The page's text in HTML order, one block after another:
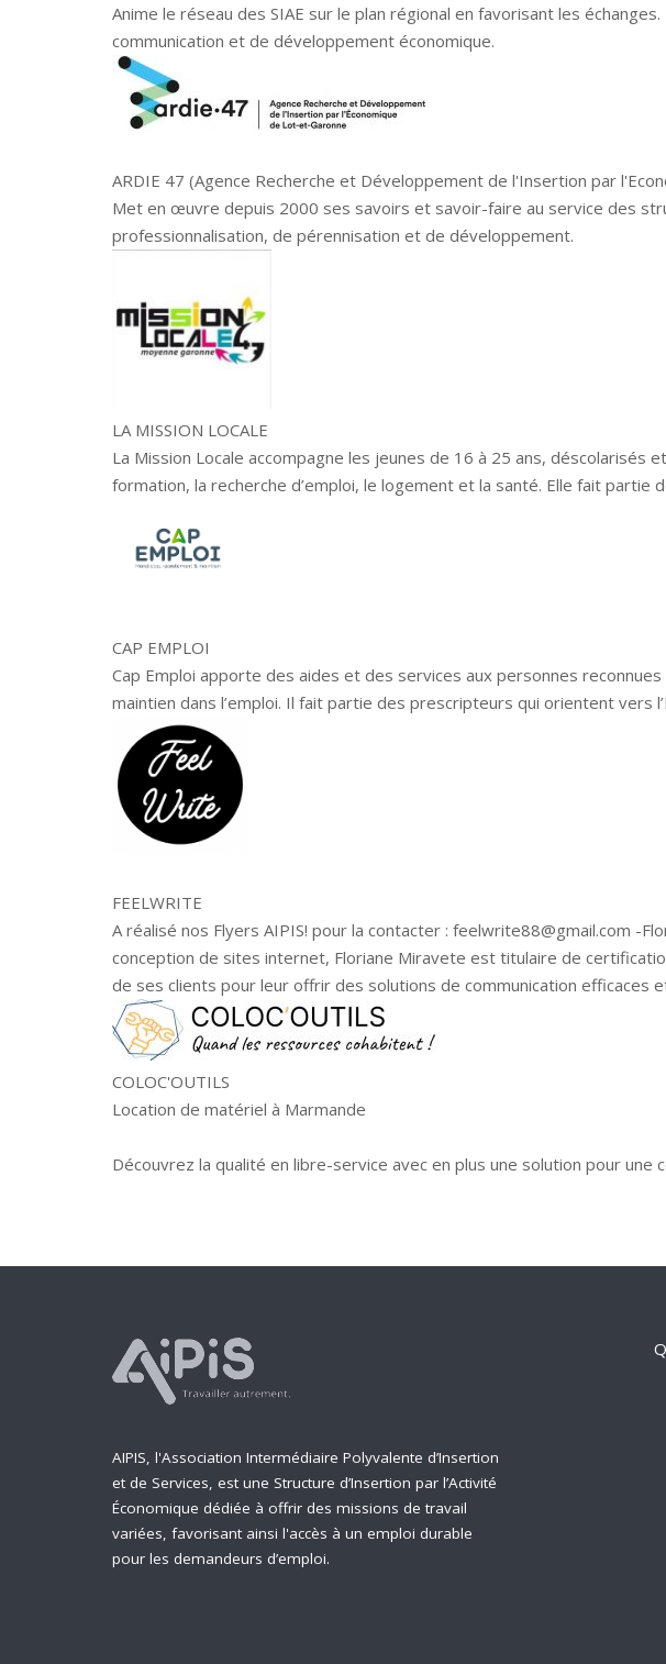
Anime le réseau des SIAE sur le plan régional en favorisant les
communication et de développement économique.
ARDIE 47 (Agence Recherche et Développement de l'Insertion par
Met en œuvre depuis 2000 ses savoirs et savoir-faire au service des
professionnalisation, de pérennisation et de développement.
LA MISSION LOCALE
La Mission Locale accompagne les jeunes de 16 à 25 ans, déscolarisés
formation, la recherche d’emploi, le logement et la santé. Elle fait partie
CAP EMPLOI
Cap Emploi apporte des aides et des services aux personnes
maintien dans l’emploi. Il fait partie des prescripteurs qui orientent vers
FEELWRITE
A réalisé nos Flyers AIPIS! pour la contacter : feelwrite88@gmail.com -
conception de sites internet, Floriane Miravete est titulaire de
de ses clients pour leur offrir des solutions de communication efficaces
COLOC'OUTILS
Location de matériel à Marmande
Découvrez la qualité en libre-service avec en plus une solution pour une
AIPIS, l'Association Intermédiaire Polyvalente d’Insertion
et de Services, est une Structure d’Insertion par l’Activité
Économique dédiée à offrir des missions de travail
variées, favorisant ainsi l'accès à un emploi durable
pour les demandeurs d’emploi.